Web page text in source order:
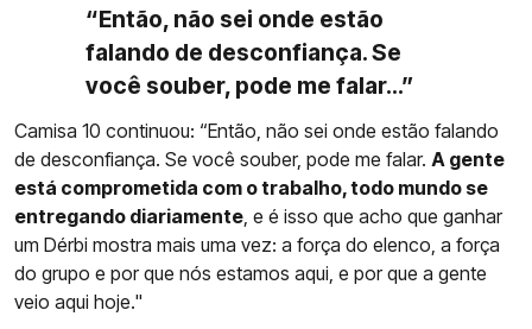
“Então, não sei onde estão
falando de desconfiança. Se
você souber, pode me falar...”
Camisa 10 continuou: “Então, não sei onde estão falando
de desconfiança. Se você souber, pode me falar. A gente
está comprometida com o trabalho, todo mundo se
entregando diariamente , e é isso que acho que ganhar
um Dérbi mostra mais uma vez: a força do elenco, a força
do grupo e por que nós estamos aqui, e por que a gente
veio aqui hoje."